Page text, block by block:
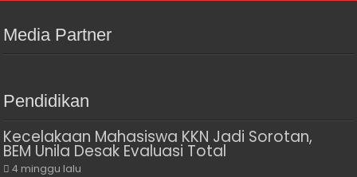
Media Partner
Pendidikan
Kecelakaan Mahasiswa KKN Jadi Sorotan,
BEM Unila Desak Evaluasi Total
4 minggu lalu